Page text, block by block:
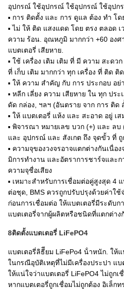
อุปกรณ์ ใช้อุปกรณ์ ใช้อุปกรณ์ ใช้อุปก
▪ การ ติดตั้ง และ การ ดูแล ต้อง ทํา โ
▪ ไม่ ให้ ติด แสงแดด โดย ตรง ตลอด
ความ ร้อน. อุณหภูมิ มากกว่า +60 องศ
แบตเตอรี่ เสียหาย.
▪ ใช้ เครื่อง เติม เติม ที่ มี ความ สะดว
ที่ เก็บ เติม มากกว่า ทุก เครื่อง ที่ ติด ติ
▪ ให้ ความ สําคัญ กับ การ ประกอบ อย่
▪ หลีก เลี่ยง ความ เสียหาย ใน ทุก ปร
ดัด กล่อง, ฯลฯ (อันตราย จาก การ ติด
▪ ให้ แบตเตอรี่ แห้ง และ สะอาด อยู่ เส
▪ พิจารณา หมายเลข บวก (+) และ ลบ
และ อุปกรณ์ และ สังเกต ถึง จุดขั้ว ที่ ถู
▪ ความจุของวงจรอาจแตกต่างกันเนื่อ
มิการทํางาน และอัตราการชาร์จและ
ความจุชื่อเสียง
▪ เหมาะสําหรับการเชื่อมต่อคู่สูงสุด 4
ต่อชุด, BMS ควรถูกปรับปรุงด้วยค่าใช้
ก่อนการเชื่อมต่อ ให้แบตเตอรี่มีระดับก
แบตเตอรี่จากผู้ผลิตหรือชนิดที่แตกต่าง
8ติดตั้งแบตเตอรี่ LiFePO4
แบตเตอรี่ลิธีียม LiFePo4 น้ําหนัก. ให้
ในกรณีอุบัติเหตุที่ไม่มีเครื่องประปา แบ
ให้แน่ใจว่าแบตเตอรี่ LiFePO4 ไม่ถูก
หากแบตเตอรี่ถูกเชื่อมไม่ถูกต้อง อิเล็ก